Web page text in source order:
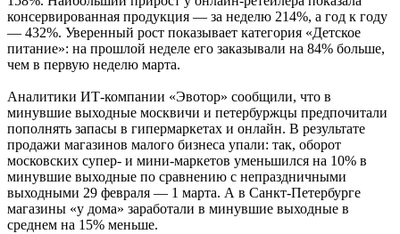
консервированная продукция — за неделю 214%, а год к году
— 432%. Уверенный рост показывает категория «Детское
питание»: на прошлой неделе его заказывали на 84% больше,
чем в первую неделю марта.
Аналитики ИТ-компании «Эвотор» сообщили, что в
минувшие выходные москвичи и петербуржцы предпочитали
пополнять запасы в гипермаркетах и онлайн. В результате
продажи магазинов малого бизнеса упали: так, оборот
московских супер- и мини-маркетов уменьшился на 10% в
минувшие выходные по сравнению с непраздничными
выходными 29 февраля — 1 марта. А в Санкт-Петербурге
магазины «у дома» заработали в минувшие выходные в
среднем на 15% меньше.